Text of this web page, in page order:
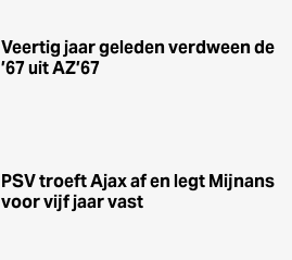
Veertig jaar geleden verdween de
’67 uit AZ’67
PSV troeft Ajax af en legt Mijnans
voor vijf jaar vast